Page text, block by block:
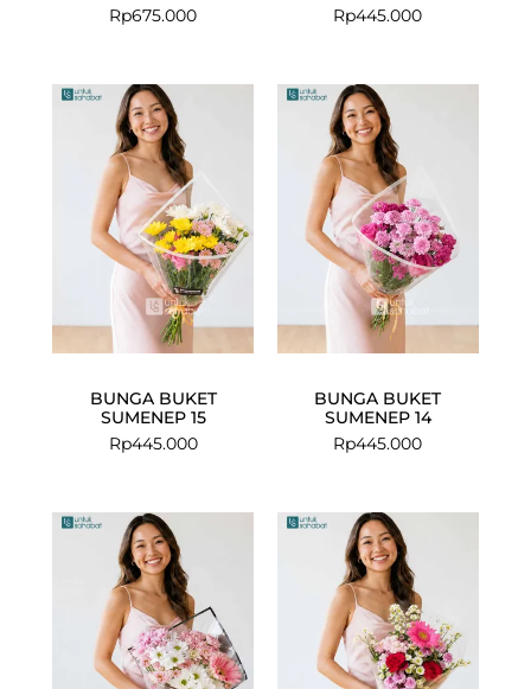
Rp675.000
Rp445.000
BUNGA BUKET
SUMENEP 15
Rp445.000
BUNGA BUKET
SUMENEP 14
Rp445.000